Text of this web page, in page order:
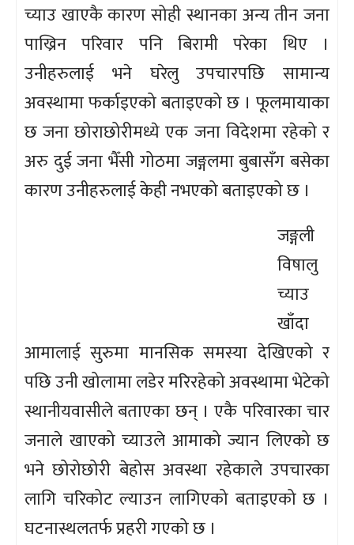
च्याउ खाएकै कारण सोही स्थानका अन्य तीन जना
पाख्रिन परिवार पनि बिरामी परेका थिए ।
उनीहरुलाई भने घरेलु उपचारपछि सामान्य
अवस्थामा फर्काइएको बताइएको छ । फूलमायाका
छ जना छोराछोरीमध्ये एक जना विदेशमा रहेको र
अरु दुई जना भैँसी गोठमा जङ्गलमा बुबासँग बसेका
कारण उनीहरुलाई केही नभएको बताइएको छ ।
जङ्गली
विषालु
च्याउ
खाँदा
आमालाई सुरुमा मानसिक समस्या देखिएको र
पछि उनी खोलामा लडेर मरिरहेको अवस्थामा भेटेको
स्थानीयवासीले बताएका छन् । एकै परिवारका चार
जनाले खाएको च्याउले आमाको ज्यान लिएको छ
भने छोरोछोरी बेहोस अवस्था रहेकाले उपचारका
लागि चरिकोट ल्याउन लागिएको बताइएको छ ।
घटनास्थलतर्फ प्रहरी गएको छ ।